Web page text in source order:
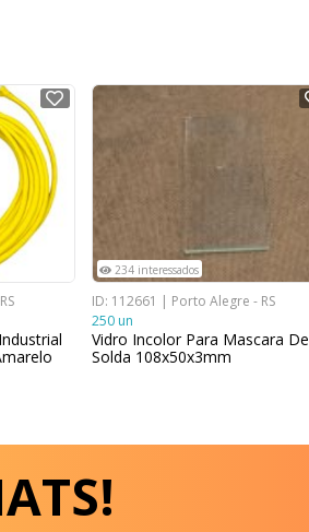
234 interessados
ID: 112661 | Porto Alegre - RS
250 un
Vidro Incolor Para Mascara De
Solda 108x50x3mm